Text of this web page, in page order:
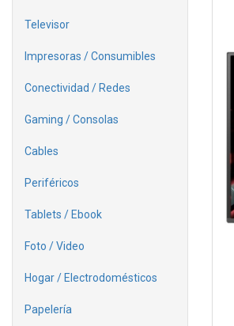
Televisor
Impresoras / Consumibles
Conectividad / Redes
Gaming / Consolas
Cables
Periféricos
Tablets / Ebook
Foto / Video
Hogar / Electrodomésticos
Papelería